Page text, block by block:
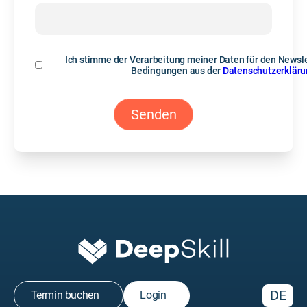
Ich stimme der Verarbeitung meiner Daten für den
Bedingungen aus der
Termin buchen Login DE